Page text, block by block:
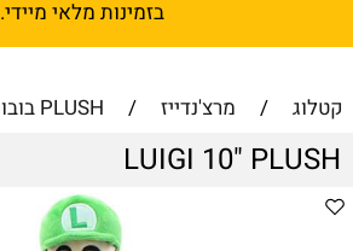
בזמינות מלאי מיידי.
קטלוג / מרצ'נדייז / PLUSH בובות פלש
LUIGI 10" PLUSH